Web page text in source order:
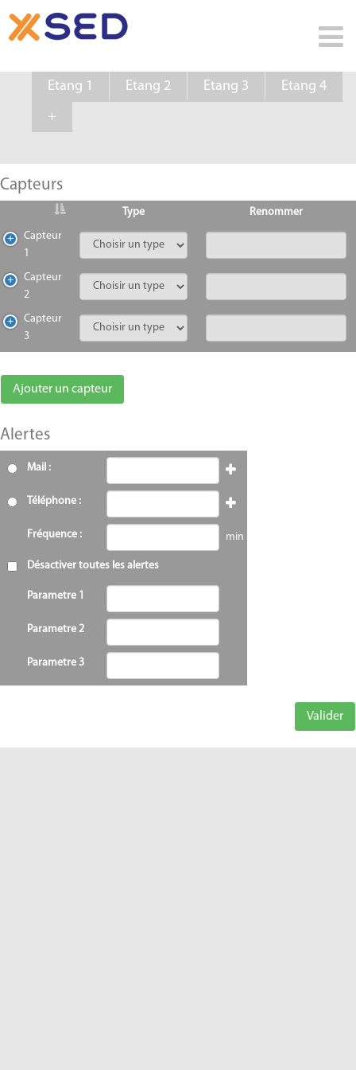
Etang 1 Etang 2 Etang 3
Etang 4
+
Capteurs
Type
Renommer
Capteur
1
Capteur
2
Capteur
3
Alertes
Mail :
Téléphone :
Fréquence : min
Désactiver toutes les alertes
Parametre 1
Parametre 2
Parametre 3